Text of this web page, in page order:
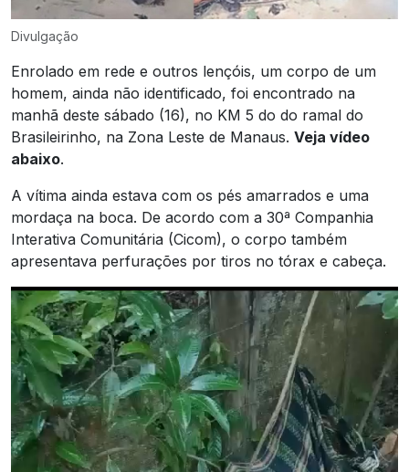
Divulgação
Enrolado em rede e outros lençóis, um corpo de um
homem, ainda não identificado, foi encontrado na
manhã deste sábado (16), no KM 5 do do ramal do
Brasileirinho, na Zona Leste de Manaus. Veja vídeo
abaixo.
A vítima ainda estava com os pés amarrados e uma
mordaça na boca. De acordo com a 30ª Companhia
Interativa Comunitária (Cicom), o corpo também
apresentava perfurações por tiros no tórax e cabeça.